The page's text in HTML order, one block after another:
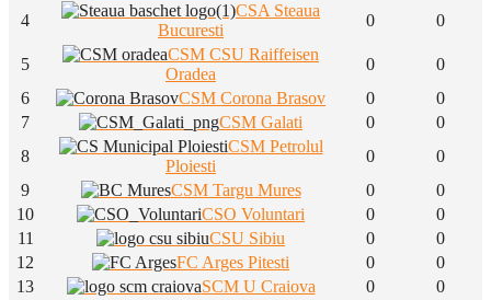
4
CSA Steaua
Bucuresti
0 0
5
CSM CSU Raiffeisen
Oradea
0
0
6
CSM Corona Brasov 0
0
7
CSM Galati 0
0
8
CSM Petrolul
Ploiesti
0
0
9
CSM Targu Mures 0
0
10
CSO Voluntari 0
0
11
CSU Sibiu 0
0
12
FC Arges Pitesti 0
0
13
SCM U Craiova 0
0